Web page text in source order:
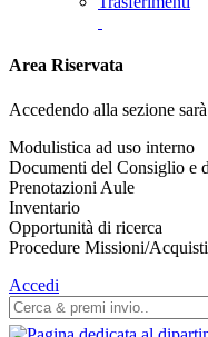
Area Riservata
Accedendo alla sezione
Modulistica ad uso interno
Documenti del Consiglio e
Prenotazioni Aule
Inventario
Opportunità di ricerca
Procedure Missioni/
Accedi